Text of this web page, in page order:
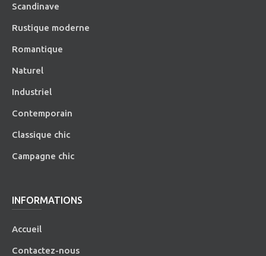
Scandinave
Rustique moderne
Romantique
Naturel
Industriel
Contemporain
Classique chic
Campagne chic
INFORMATIONS
Accueil
Contactez-nous